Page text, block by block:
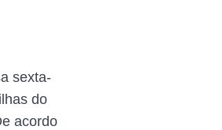
sexta-
do
acordo